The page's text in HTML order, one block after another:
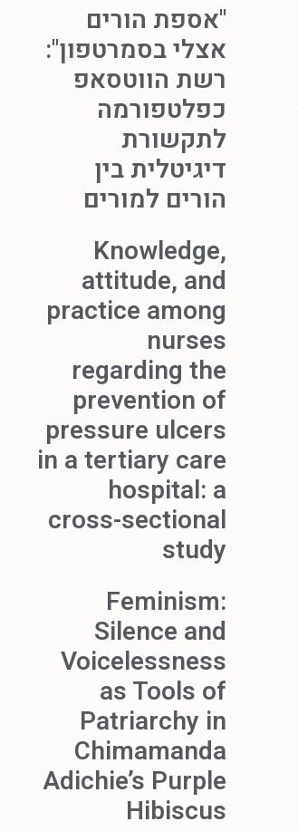
"אספת הורים
אצלי בסמרטפון":
רשת הווטסאפ
כפלטפורמה
לתקשורת
דיגיטלית בין
הורים למורים
Knowledge,
attitude, and
practice among
nurses
regarding the
prevention of
pressure ulcers
in a tertiary care
hospital: a
cross-sectional
study
Feminism:
Silence and
Voicelessness
as Tools of
Patriarchy in
Chimamanda
Adichie’s Purple
Hibiscus